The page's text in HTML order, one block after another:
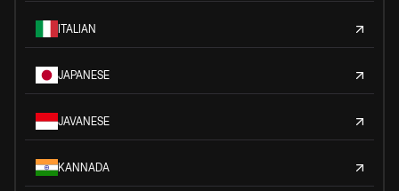
ITALIAN
JAPANESE
JAVANESE
KANNADA